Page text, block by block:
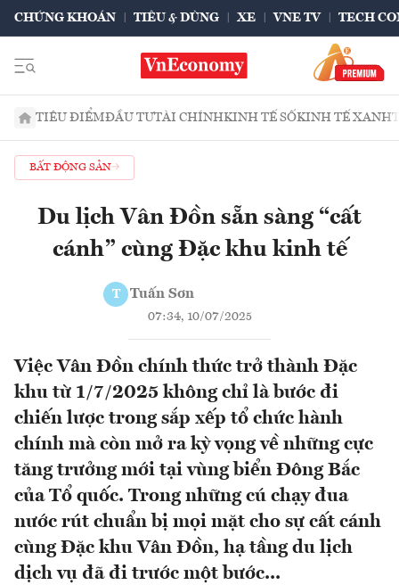
CHỨNG KHOÁN TIÊU & DÙNG XE VNE TV TECH
TIÊU ĐIỂMĐẦU TƯTÀI CHÍNHKINH TẾ SỐKINH TẾ XANH
BẤT ĐỘNG SẢN
Du lịch Vân Đồn sẵn sàng “cất
cánh” cùng Đặc khu kinh tế
T Tuấn Sơn
07:34, 10/07/2025
Việc Vân Đồn chính thức trở thành Đặc
khu từ 1/7/2025 không chỉ là bước đi
chiến lược trong sắp xếp tổ chức hành
chính mà còn mở ra kỳ vọng về những cực
tăng trưởng mới tại vùng biển Đông Bắc
của Tổ quốc. Trong những cú chạy đua
nước rút chuẩn bị mọi mặt cho sự cất cánh
cùng Đặc khu Vân Đồn, hạ tầng du lịch
dịch vụ đã đi trước một bước...